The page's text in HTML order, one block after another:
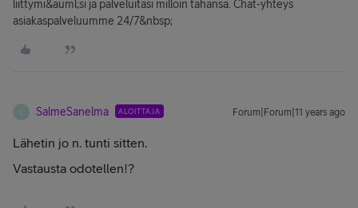
liittymi&auml;si ja palveluitasi milloin tahansa. Chat-yhteys
asiakaspalveluumme 24/7&nbsp;
SalmeSanelma ALOITTAJA Forum|Forum|11 years ago
Lähetin jo n. tunti sitten.
Vastausta odotellen!?